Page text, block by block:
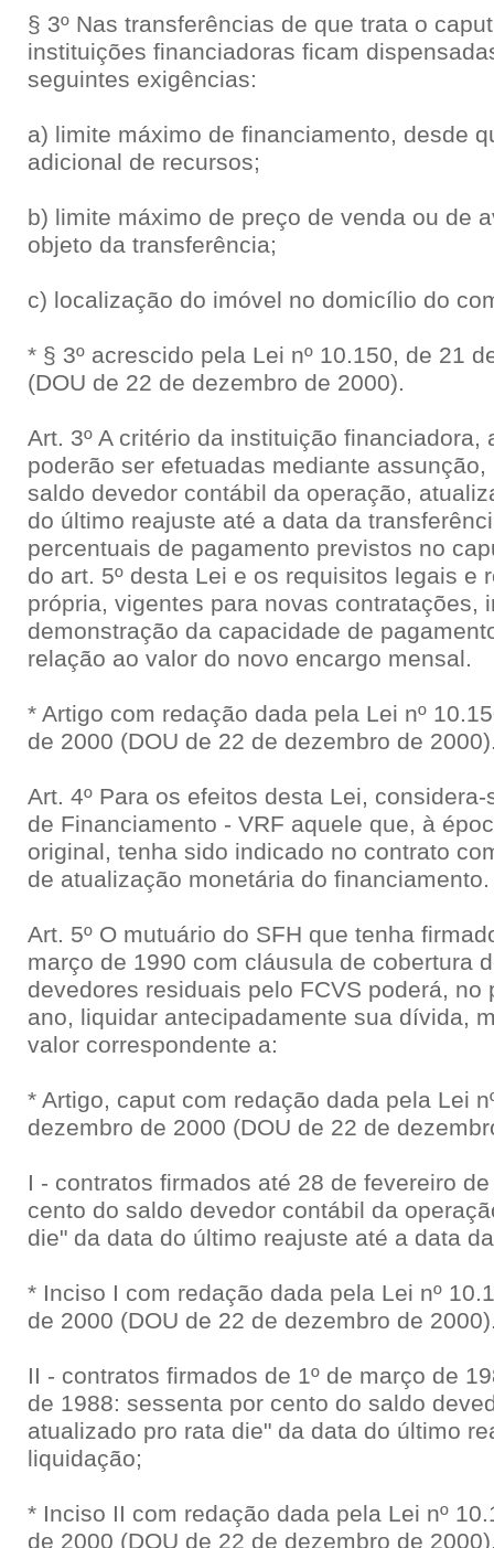
§ 3º Nas transferências de que trata o
instituições financiadoras ficam
seguintes exigências:
a) limite máximo de financiamento, desde
adicional de recursos;
b) limite máximo de preço de venda ou de
objeto da transferência;
c) localização do imóvel no domicílio do
* § 3º acrescido pela Lei nº 10.150, de 21
(DOU de 22 de dezembro de 2000).
Art. 3º A critério da instituição financiadora,
poderão ser efetuadas mediante
saldo devedor contábil da operação,
do último reajuste até a data da
percentuais de pagamento previstos no
do art. 5º desta Lei e os requisitos legais e
própria, vigentes para novas contratações,
demonstração da capacidade de
relação ao valor do novo encargo mensal.
* Artigo com redação dada pela Lei nº
de 2000 (DOU de 22 de dezembro de
Art. 4º Para os efeitos desta Lei,
de Financiamento - VRF aquele que, à
original, tenha sido indicado no contrato
de atualização monetária do financiamento.
Art. 5º O mutuário do SFH que tenha
março de 1990 com cláusula de cobertura
devedores residuais pelo FCVS poderá, no
ano, liquidar antecipadamente sua dívida,
valor correspondente a:
* Artigo, caput com redação dada pela Lei
dezembro de 2000 (DOU de 22 de
I - contratos firmados até 28 de fevereiro
cento do saldo devedor contábil da
die" da data do último reajuste até a data
* Inciso I com redação dada pela Lei nº
de 2000 (DOU de 22 de dezembro de
II - contratos firmados de 1º de março de
de 1988: sessenta por cento do saldo
atualizado pro rata die" da data do último
liquidação;
* Inciso II com redação dada pela Lei nº
de 2000 (DOU de 22 de dezembro de